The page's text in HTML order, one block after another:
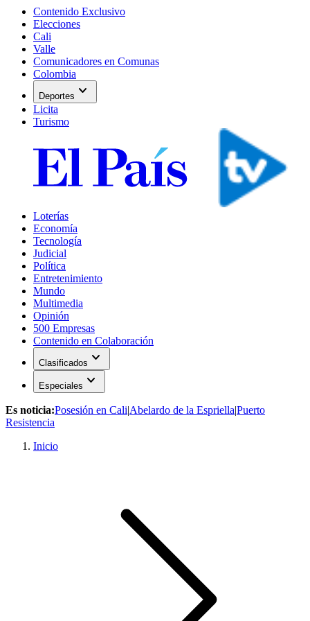
Contenido Exclusivo
Elecciones
Cali
Valle
Comunicadores en Comunas
Colombia
Deportes expand_more
Licita
Turismo
Loterías
Economía
Tecnología
Judicial
Política
Entretenimiento
Mundo
Multimedia
Opinión
500 Empresas
Contenido en Colaboración
Clasificados expand_more
Especiales expand_more
Es noticia:Posesión en Cali|Abelardo de la Espriella|Puerto
Resistencia
Inicio